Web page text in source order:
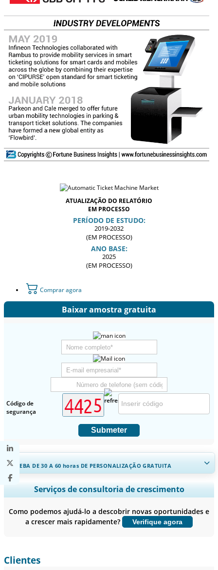
ATUALIZAÇÃO DO RELATÓRIO
EM PROCESSO
PERÍODO DE ESTUDO:
2019-2032
(EM PROCESSO)
ANO BASE:
2025
(EM PROCESSO)
Comprar agora
Baixar amostra gratuita
Código de
segurança
Submeter
RECEBA DE 30 A 60 horas DE PERSONALIZAÇÃO GRATUITA
Ampliar a cobertura regional e por país, Análise de segmentos,
Perfis de empresas, Benchmarking competitivo, e insights sobre o
Personalizar agora
Serviços de consultoria de crescimento
Como podemos ajudá-lo a descobrir novas oportunidades e
a crescer mais rapidamente?
Verifique agora
Clientes